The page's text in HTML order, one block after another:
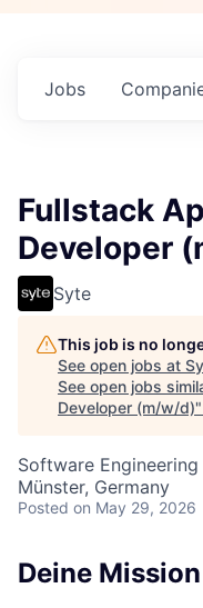
Jobs
Fullstack
Developer
Syte
This job is no
See open jobs at
See open jobs
Developer (m/w/d)"
Software Engineering
Münster, Germany
Posted on May 29, 2026
Deine Mission